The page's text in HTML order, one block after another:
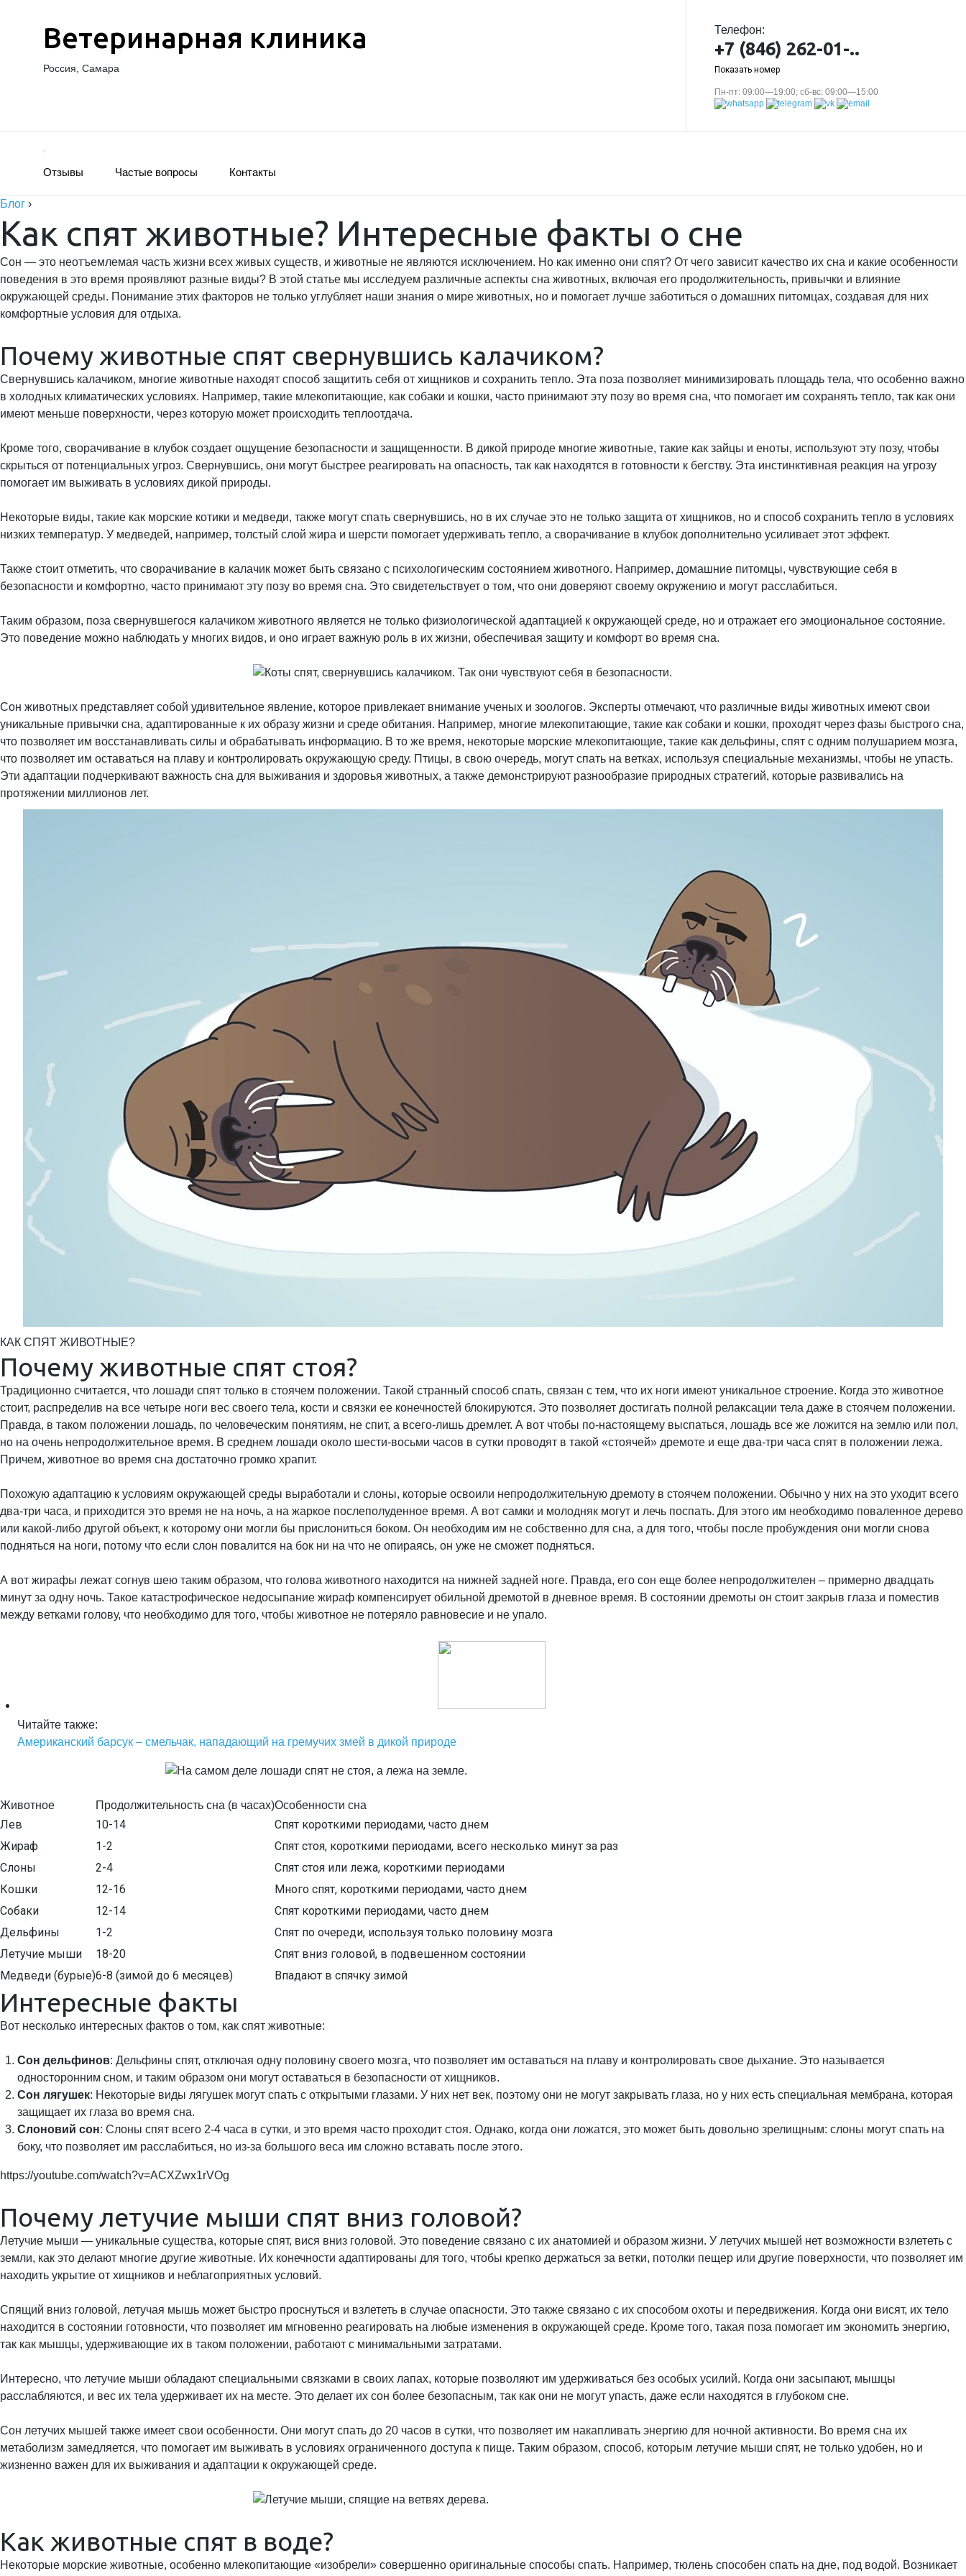
Ветеринарная клиника
Россия, Самара
Телефон:
+7 (846) 262-01-..
Показать номер
Пн-пт: 09:00—19:00; сб-вс: 09:00—15:00
Отзывы Частые вопросы Контакты
Блог ›
Как спят животные? Интересные факты о сне
Сон — это неотъемлемая часть жизни всех живых существ, и животные не являются исключением. Но как именно они спят? От чего зависит качество их сна и какие особенности
поведения в это время проявляют разные виды? В этой статье мы исследуем различные аспекты сна животных, включая его продолжительность, привычки и влияние
окружающей среды. Понимание этих факторов не только углубляет наши знания о мире животных, но и помогает лучше заботиться о домашних питомцах, создавая для них
комфортные условия для отдыха.
Почему животные спят свернувшись калачиком?
Свернувшись калачиком, многие животные находят способ защитить себя от хищников и сохранить тепло. Эта поза позволяет минимизировать площадь тела, что особенно важно
в холодных климатических условиях. Например, такие млекопитающие, как собаки и кошки, часто принимают эту позу во время сна, что помогает им сохранять тепло, так как они
имеют меньше поверхности, через которую может происходить теплоотдача.
Кроме того, сворачивание в клубок создает ощущение безопасности и защищенности. В дикой природе многие животные, такие как зайцы и еноты, используют эту позу, чтобы
скрыться от потенциальных угроз. Свернувшись, они могут быстрее реагировать на опасность, так как находятся в готовности к бегству. Эта инстинктивная реакция на угрозу
помогает им выживать в условиях дикой природы.
Некоторые виды, такие как морские котики и медведи, также могут спать свернувшись, но в их случае это не только защита от хищников, но и способ сохранить тепло в условиях
низких температур. У медведей, например, толстый слой жира и шерсти помогает удерживать тепло, а сворачивание в клубок дополнительно усиливает этот эффект.
Также стоит отметить, что сворачивание в калачик может быть связано с психологическим состоянием животного. Например, домашние питомцы, чувствующие себя в
безопасности и комфортно, часто принимают эту позу во время сна. Это свидетельствует о том, что они доверяют своему окружению и могут расслабиться.
Таким образом, поза свернувшегося калачиком животного является не только физиологической адаптацией к окружающей среде, но и отражает его эмоциональное состояние.
Это поведение можно наблюдать у многих видов, и оно играет важную роль в их жизни, обеспечивая защиту и комфорт во время сна.
Сон животных представляет собой удивительное явление, которое привлекает внимание ученых и зоологов. Эксперты отмечают, что различные виды животных имеют свои
уникальные привычки сна, адаптированные к их образу жизни и среде обитания. Например, многие млекопитающие, такие как собаки и кошки, проходят через фазы быстрого сна,
что позволяет им восстанавливать силы и обрабатывать информацию. В то же время, некоторые морские млекопитающие, такие как дельфины, спят с одним полушарием мозга,
что позволяет им оставаться на плаву и контролировать окружающую среду. Птицы, в свою очередь, могут спать на ветках, используя специальные механизмы, чтобы не упасть.
Эти адаптации подчеркивают важность сна для выживания и здоровья животных, а также демонстрируют разнообразие природных стратегий, которые развивались на
протяжении миллионов лет.
КАК СПЯТ ЖИВОТНЫЕ?
Почему животные спят стоя?
Традиционно считается, что лошади спят только в стоячем положении. Такой странный способ спать, связан с тем, что их ноги имеют уникальное строение. Когда это животное
стоит, распределив на все четыре ноги вес своего тела, кости и связки ее конечностей блокируются. Это позволяет достигать полной релаксации тела даже в стоячем положении.
Правда, в таком положении лошадь, по человеческим понятиям, не спит, а всего-лишь дремлет. А вот чтобы по-настоящему выспаться, лошадь все же ложится на землю или пол,
но на очень непродолжительное время. В среднем лошади около шести-восьми часов в сутки проводят в такой «стоячей» дремоте и еще два-три часа спят в положении лежа.
Причем, животное во время сна достаточно громко храпит.
Похожую адаптацию к условиям окружающей среды выработали и слоны, которые освоили непродолжительную дремоту в стоячем положении. Обычно у них на это уходит всего
два-три часа, и приходится это время не на ночь, а на жаркое послеполуденное время. А вот самки и молодняк могут и лечь поспать. Для этого им необходимо поваленное дерево
или какой-либо другой объект, к которому они могли бы прислониться боком. Он необходим им не собственно для сна, а для того, чтобы после пробуждения они могли снова
подняться на ноги, потому что если слон повалится на бок ни на что не опираясь, он уже не сможет подняться.
А вот жирафы лежат согнув шею таким образом, что голова животного находится на нижней задней ноге. Правда, его сон еще более непродолжителен – примерно двадцать
минут за одну ночь. Такое катастрофическое недосыпание жираф компенсирует обильной дремотой в дневное время. В состоянии дремоты он стоит закрыв глаза и поместив
между ветками голову, что необходимо для того, чтобы животное не потеряло равновесие и не упало.
Читайте также:
Американский барсук – смельчак, нападающий на гремучих змей в дикой природе
Животное Продолжительность сна (в часах)Особенности сна
Лев 10-14
Спят короткими периодами, часто днем
Жираф
1-2
Спят стоя, короткими периодами, всего несколько минут за раз
Слоны
2-4
Спят стоя или лежа, короткими периодами
Кошки
12-16
Много спят, короткими периодами, часто днем
Собаки
12-14
Спят короткими периодами, часто днем
Дельфины
1-2
Спят по очереди, используя только половину мозга
Летучие мыши
18-20
Спят вниз головой, в подвешенном состоянии
Медведи (бурые)6-8 (зимой до 6 месяцев) Впадают в спячку зимой
Интересные факты
Вот несколько интересных фактов о том, как спят животные:
Сон дельфинов: Дельфины спят, отключая одну половину своего мозга, что позволяет им оставаться на плаву и контролировать свое дыхание. Это называется
односторонним сном, и таким образом они могут оставаться в безопасности от хищников.
Сон лягушек: Некоторые виды лягушек могут спать с открытыми глазами. У них нет век, поэтому они не могут закрывать глаза, но у них есть специальная мембрана, которая
защищает их глаза во время сна.
Слоновий сон: Слоны спят всего 2-4 часа в сутки, и это время часто проходит стоя. Однако, когда они ложатся, это может быть довольно зрелищным: слоны могут спать на
боку, что позволяет им расслабиться, но из-за большого веса им сложно вставать после этого.
https://youtube.com/watch?v=ACXZwx1rVOg
Почему летучие мыши спят вниз головой?
Летучие мыши — уникальные существа, которые спят, вися вниз головой. Это поведение связано с их анатомией и образом жизни. У летучих мышей нет возможности взлететь с
земли, как это делают многие другие животные. Их конечности адаптированы для того, чтобы крепко держаться за ветки, потолки пещер или другие поверхности, что позволяет им
находить укрытие от хищников и неблагоприятных условий.
Спящий вниз головой, летучая мышь может быстро проснуться и взлететь в случае опасности. Это также связано с их способом охоты и передвижения. Когда они висят, их тело
находится в состоянии готовности, что позволяет им мгновенно реагировать на любые изменения в окружающей среде. Кроме того, такая поза помогает им экономить энергию,
так как мышцы, удерживающие их в таком положении, работают с минимальными затратами.
Интересно, что летучие мыши обладают специальными связками в своих лапах, которые позволяют им удерживаться без особых усилий. Когда они засыпают, мышцы
расслабляются, и вес их тела удерживает их на месте. Это делает их сон более безопасным, так как они не могут упасть, даже если находятся в глубоком сне.
Сон летучих мышей также имеет свои особенности. Они могут спать до 20 часов в сутки, что позволяет им накапливать энергию для ночной активности. Во время сна их
метаболизм замедляется, что помогает им выживать в условиях ограниченного доступа к пище. Таким образом, способ, которым летучие мыши спят, не только удобен, но и
жизненно важен для их выживания и адаптации к окружающей среде.
Как животные спят в воде?
Некоторые морские животные, особенно млекопитающие «изобрели» совершенно оригинальные способы спать. Например, тюлень способен спать на дне, под водой. Возникает